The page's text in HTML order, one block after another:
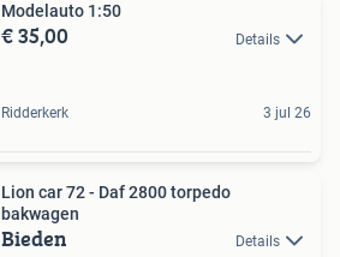
Modelauto 1:50
€ 35,00 Details
Ridderkerk 3 jul 26
Lion car 72 - Daf 2800 torpedo
bakwagen
Bieden Details